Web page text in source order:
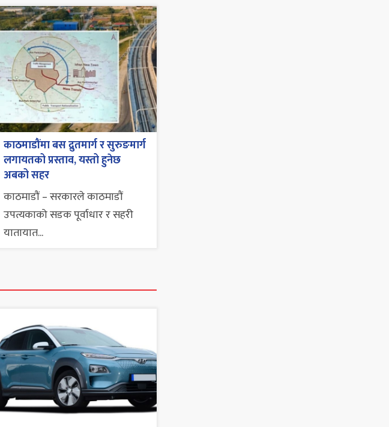
काठमाडौंमा बस द्रुतमार्ग र सुरुङमार्ग
लगायतको प्रस्ताव, यस्तो हुनेछ
अबको सहर
काठमाडौं – सरकारले काठमाडौं
उपत्यकाको सडक पूर्वाधार र सहरी
यातायात...